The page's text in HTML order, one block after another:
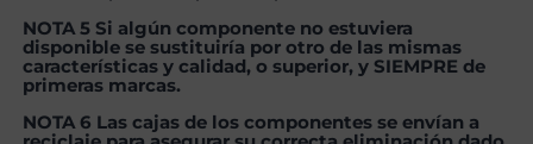
NOTA 5 Si algún componente no estuviera
disponible se sustituiría por otro de las mismas
características y calidad, o superior, y SIEMPRE de
primeras marcas.
NOTA 6 Las cajas de los componentes se envían a